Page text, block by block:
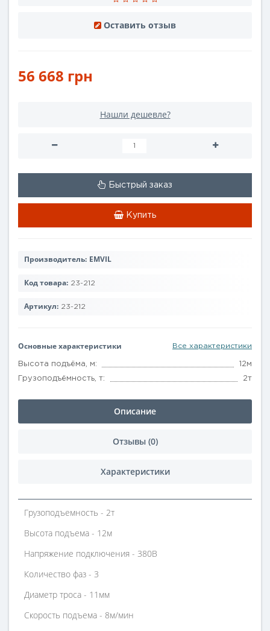
Оставить отзыв
56 668 грн
Нашли дешевле?
Быстрый заказ
Купить
Производитель: EMVIL
Код товара: 23-212
Артикул: 23-212
Основные характеристики Все характеристики
Высота подъёма, м: 12м
Грузоподъёмность, т: 2т
Описание
Отзывы (0)
Характеристики
Грузоподъемность - 2т
Высота подъема - 12м
Напряжение подключения - 380В
Количество фаз - 3
Диаметр троса - 11мм
Скорость подъема - 8м/мин